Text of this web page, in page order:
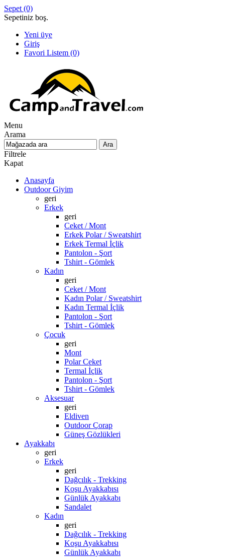
Sepet (0)
Sepetiniz boş.
Yeni üye
Giriş
Favori Listem (0)
Menu
Arama
Filtrele
Kapat
Anasayfa
Outdoor Giyim
geri
Erkek
geri
Ceket / Mont
Erkek Polar / Sweatshirt
Erkek Termal İçlik
Pantolon - Şort
Tshirt - Gömlek
Kadın
geri
Ceket / Mont
Kadın Polar / Sweatshirt
Kadın Termal İçlik
Pantolon - Şort
Tshirt - Gömlek
Çocuk
geri
Mont
Polar Ceket
Termal İçlik
Pantolon - Şort
Tshirt - Gömlek
Aksesuar
geri
Eldiven
Outdoor Çorap
Güneş Gözlükleri
Ayakkabı
geri
Erkek
geri
Dağcılık - Trekking
Koşu Ayakkabısı
Günlük Ayakkabı
Sandalet
Kadın
geri
Dağcılık - Trekking
Koşu Ayakkabısı
Günlük Ayakkabı